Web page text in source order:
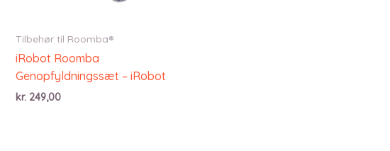
Tilbehør til Roomba®
iRobot Roomba
Genopfyldningssæt – iRobot
kr. 249,00